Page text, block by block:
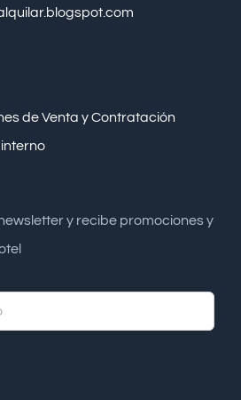
de Venta y Contratación
y recibe promociones y